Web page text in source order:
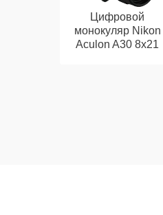
Цифровой
монокуляр Nikon
Aculon A30 8x21